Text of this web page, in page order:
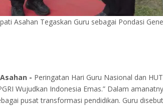
Asahan Tegaskan Guru sebagai Pondasi
- Peringatan Hari Guru Nasional dan
Wujudkan Indonesia Emas.” Dalam
pusat transformasi pendidikan. Guru